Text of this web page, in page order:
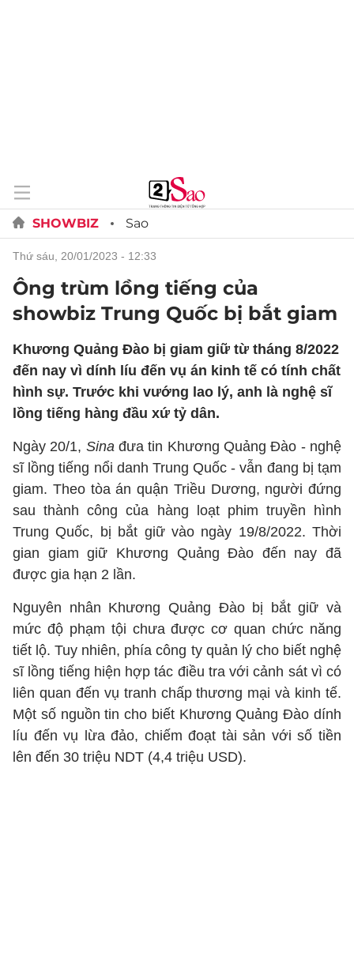
SHOWBIZ Sao
thứ sáu, 20/01/2023 - 12:33
Ông trùm lồng tiếng của
showbiz Trung Quốc bị bắt giam
Khương Quảng Đào bị giam giữ từ tháng 8/2022
đến nay vì dính líu đến vụ án kinh tế có tính chất
hình sự. Trước khi vướng lao lý, anh là nghệ sĩ
lồng tiếng hàng đầu xứ tỷ dân.
Ngày 20/1, Sinađưa tin Khương Quảng Đào - nghệ
sĩ lồng tiếng nổi danh Trung Quốc - vẫn đang bị tạm
giam. Theo tòa án quận Triều Dương, người đứng
sau thành công của hàng loạt phim truyền hình
Trung Quốc, bị bắt giữ vào ngày 19/8/2022. Thời
gian giam giữ Khương Quảng Đào đến nay đã
được gia hạn 2 lần.
Nguyên nhân Khương Quảng Đào bị bắt giữ và
mức độ phạm tội chưa được cơ quan chức năng
tiết lộ. Tuy nhiên, phía công ty quản lý cho biết nghệ
sĩ lồng tiếng hiện hợp tác điều tra với cảnh sát vì có
liên quan đến vụ tranh chấp thương mại và kinh tế.
Một số nguồn tin cho biết Khương Quảng Đào dính
líu đến vụ lừa đảo, chiếm đoạt tài sản với số tiền
lên đến 30 triệu NDT (4,4 triệu USD).